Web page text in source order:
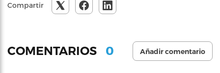
Compartir
COMENTARIOS 0 Añadir comentario